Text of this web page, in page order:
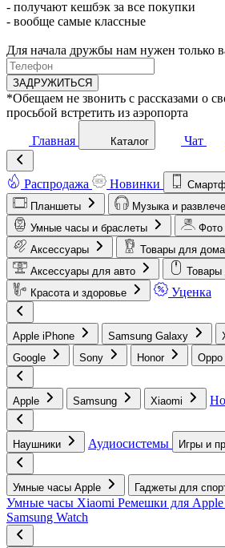
- получают кешбэк за все покупки
- вообще самые классные
Для начала дружбы нам нужен только
ЗАДРУЖИТЬСЯ
*Обещаем не звонить с рассказами о
просьбой встретить из аэропорта
Главная Каталог Чат
Распродажа Новинки
Планшеты
Музыка и
Умные часы и браслеты
Фото
Аксессуары
Товары для дома
Аксессуары для авто
Товары
Красота и здоровье
Уценка
Apple iPhone Samsung Galaxy
Google
Sony Honor Oppo
Apple Samsung Xiaomi
Наушники Аудиосистемы Игры и
Умные часы Apple Гаджеты для
Умные часы Xiaomi Ремешки для Apple
Samsung Watch